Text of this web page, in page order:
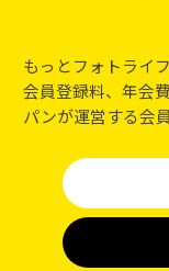
もっとフォトライ
会員登録料、年会
パンが運営する会